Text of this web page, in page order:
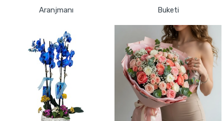
Aranjmanı
Buketi